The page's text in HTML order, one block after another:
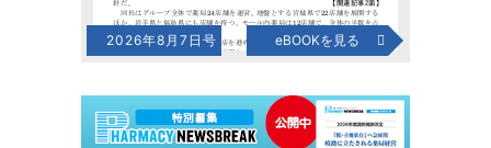
2026年8月7日号 eBOOKを見る